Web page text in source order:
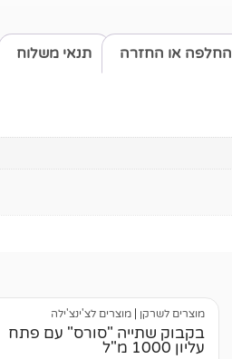
תנאי משלוח החלפה או החזרה
מוצרים לשרקן מוצרים לצ'ינצ'ילה
בקבוק שתייה "סורס" עם פתח
עליון 1000 מ"ל